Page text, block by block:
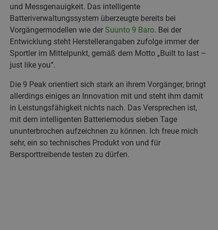
und Messgenauigkeit. Das intelligente
Batteriverwaltungssystem überzeugte bereits bei
Vorgängermodellen wie der Suunto 9 Baro. Bei der
Entwicklung steht Herstellerangaben zufolge immer der
Sportler im Mittelpunkt, gemäß dem Motto „Built to last –
just like you“.
Die 9 Peak orientiert sich stark an ihrem Vorgänger, bringt
allerdings einiges an Innovation mit und steht ihm damit
in Leistungsfähigkeit nichts nach. Das Versprechen ist,
mit dem intelligenten Batteriemodus sieben Tage
ununterbrochen aufzeichnen zu können. Ich freue mich
sehr, ein so technisches Produkt von und für
Bersporttreibende testen zu dürfen.